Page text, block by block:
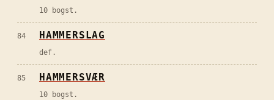
10 bogst.
84 HAMMERSLAG
def.
85 HAMMERSVÆR
10 bogst.